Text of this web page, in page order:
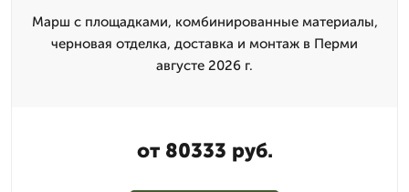
Марш с площадками, комбинированные материалы,
черновая отделка, доставка и монтаж в Перми
августе 2026 г.
от 80333 руб.